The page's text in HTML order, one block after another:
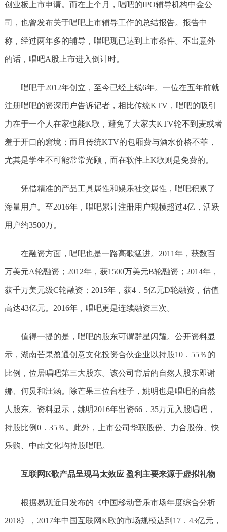
创业板上市申请。而在上个月，唱吧的IPO辅导机构中金公
司，也曾发布关于唱吧上市辅导工作的总结报告。报告中
称，经过两年多的辅导，唱吧现已达到上市条件。不出意外
的话，唱吧A股上市进入倒计时。
唱吧于2012年创立，至今已经上线6年。一位在五年前就
注册唱吧的资深用户告诉记者，相比传统KTV，唱吧的吸引
力在于一个人在家也能K歌，避免了大家去KTV轮不到麦或者
羞于开口的窘境；而且传统KTV的包厢费与酒水价格不菲，
尤其是学生不可能常常光顾，而在软件上K歌则是免费的。
凭借精准的产品工具属性和娱乐社交属性，唱吧积累了
海量用户。至2016年，唱吧累计注册用户规模超过4亿，活跃
用户约3500万。
在融资方面，唱吧也是一路高歌猛进。2011年，获数百
万美元A轮融资；2012年，获1500万美元B轮融资；2014年，
获千万美元级C轮融资；2015年，获4．5亿元D轮融资，估值
高达43亿元。2016年，唱吧更是连续融资三次。
值得一提的是，唱吧的股东可谓群星闪耀。公开资料显
示，湖南芒果盈通创意文化投资合伙企业以持股10．55％的
比例，位居唱吧第三大股东。该公司背后的自然人股东即谢
娜、何炅和汪涵。除芒果三位台柱子，姚明也是唱吧的自然
人股东。资料显示，姚明2016年出资66．35万元入股唱吧，
持股比例0．35％。此外，上市公司华联股份、力合股份、快
乐购、中南文化均持股唱吧。
互联网K歌产品呈现马太效应 盈利主要来源于虚拟礼物
根据易观近日发布的《中国移动音乐市场年度综合分析
2018》，2017年中国互联网K歌的市场规模达到17．43亿元，